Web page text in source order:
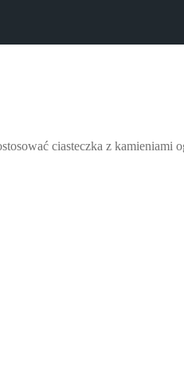
ciasteczka z kamieniami